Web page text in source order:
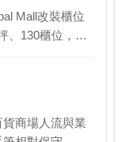
Mall改裝櫃位
、130櫃位，調
商場人流與業